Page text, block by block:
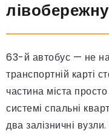
63-й автобус — не
транспортній карті
частина міста
системі спальні
два залізничні